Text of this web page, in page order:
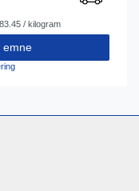
/ kilogram
emne